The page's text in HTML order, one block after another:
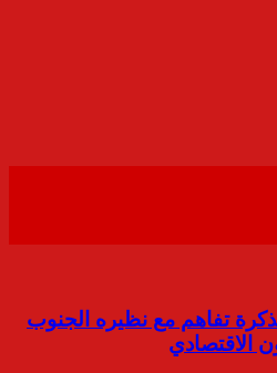
تفاهم مع نظيره الجنوب
الاقتصادي